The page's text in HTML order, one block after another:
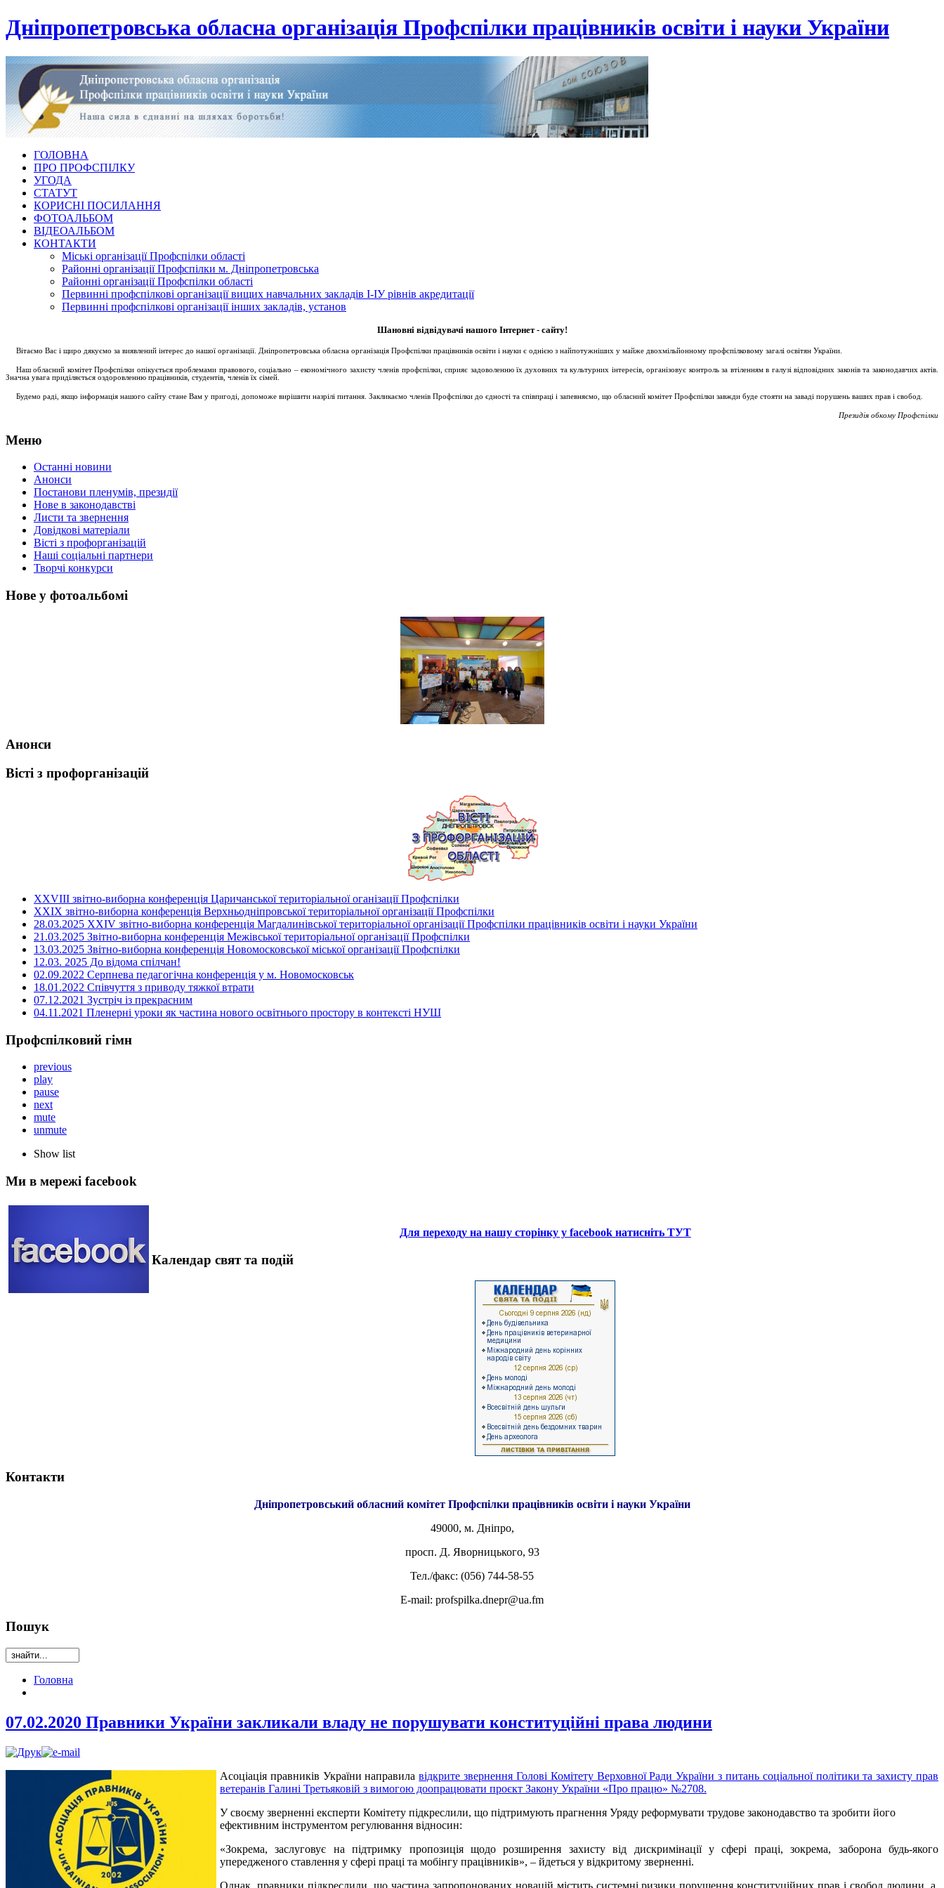
Дніпропетровська обласна організація Профспілки працівників освіти і науки України
ГОЛОВНА
ПРО ПРОФСПІЛКУ
УГОДА
СТАТУТ
КОРИСНІ ПОСИЛАННЯ
ФОТОАЛЬБОМ
ВІДЕОАЛЬБОМ
КОНТАКТИ
Міські організації Профспілки області
Районні організації Профспілки м. Дніпропетровська
Районні організації Профспілки області
Первинні профспілкові організації вищих навчальних закладів І-ІУ рівнів акредитації
Первинні профспілкові організації інших закладів, установ
Шановні відвідувачі нашого Інтернет - сайту!
Вітаємо Вас і щиро дякуємо за виявлений інтерес до нашої організації. Дніпропетровська обласна організація Профспілки працівників освіти і науки є однією з найпотужніших у майже двохмільйонному профспілковому загалі освітян України.
Наш обласний комітет Профспілки опікується проблемами правового, соціально – економічного захисту членів профспілки, сприяє задоволенню їх духовних та культурних інтересів, організовує контроль за втіленням в галузі відповідних законів та законодавчих актів.
Значна увага приділяється оздоровленню працівників, студентів, членів їх сімей.
Будемо раді, якщо інформація нашого сайту стане Вам у пригоді, допоможе вирішити назрілі питання. Закликаємо членів Профспілки до єдності та співпраці і запевняємо, що обласний комітет Профспілки завжди буде стояти на заваді порушень ваших прав і свобод.
Президія обкому Профспілки
Меню
Останні новини
Анонси
Постанови пленумів, президії
Нове в законодавстві
Листи та звернення
Довідкові матеріали
Вісті з профорганізацій
Наші соціальні партнери
Творчі конкурси
Нове у фотоальбомі
Анонси
Вісті з профорганізацій
ХХVIII звітно-виборна конференція Царичанської територіальної оганізації Профспілки
XXIX звітно-виборна конференція Верхньодніпровської територіальної організації Профспілки
28.03.2025 ХХІV звітно-виборна конференція Магдалинівської територіальної організації Профспілки працівників освіти і науки України
21.03.2025 Звітно-виборна конференція Межівської територіальної організації Профспілки
13.03.2025 Звітно-виборна конференція Новомосковської міської організації Профспілки
12.03. 2025 До відома спілчан!
02.09.2022 Серпнева педагогічна конференція у м. Новомосковськ
18.01.2022 Співчуття з приводу тяжкої втрати
07.12.2021 Зустріч із прекрасним
04.11.2021 Пленерні уроки як частина нового освітнього простору в контексті НУШ
Профспілковий гімн
previous
play
pause
next
mute
unmute
Show list
Ми в мережі facebook
Для переходу на нашу сторінку у facebook натисніть ТУТ
Календар свят та подій
Контакти
Дніпропетровський обласний комітет Профспілки працівників освіти і науки України
49000, м. Дніпро,
просп. Д. Яворницького, 93
Тел./факс: (056) 744-58-55
E-mail: profspilka.dnepr@ua.fm
Пошук
Головна
07.02.2020 Правники України закликали владу не порушувати конституційні права людини
Асоціація правників України направилавідкрите звернення Голові Комітету Верховної Ради України з питань соціальної політики та захисту прав
ветеранів Галині Третьяковій з вимогою доопрацювати проєкт Закону України «Про працю» №2708.
У своєму зверненні експерти Комітету підкреслили, що підтримують прагнення Уряду реформувати трудове законодавство та зробити його
ефективним інструментом регулювання відносин:
«Зокрема, заслуговує на підтримку пропозиція щодо розширення захисту від дискримінації у сфері праці, зокрема, заборона будь-якого
упередженого ставлення у сфері праці та мобінгу працівників», – йдеться у відкритому зверненні.
Однак, правники підкреслили, що частина запропонованих новацій містить системні ризики порушення конституційних прав і свобод людини, а,